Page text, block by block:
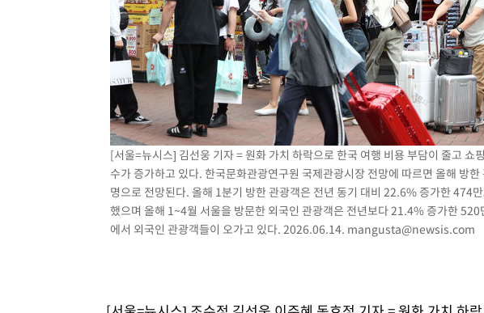
SK하이닉스, 용인·청주 팹에 54조 투자…"AI 메모리 수요 선제 대
여자배구 이재영·이다영 자매, 아제르바이잔 투란VC 입단
외국인 심판 성 접대 7경기 들여다보니…한국 축구 '5승 2무'
[속보]코스닥, 2.86포인트(0.36%) 내린 798.81마감
[속보]코스피, 6200선 약보합…0.60% 내린 6258.77에 마쳐
[속보]원·달러 환율, 7.7원 내린 1416.1원 마감
[속보] 노원서 40.1도 관측…서울, 2018년 이후 첫 40도
[속보]종합특검, '계엄 수용공간 확보' 신용해 前교정본부장 기소
외신들도 주목한 韓축구 파문…"국민적 공분에 수사 재개"
11시간 압수수색에 성접대 파문까지…'쑥대밭' 된 축구협회
[속보]규제합리화위원회 부위원장에 김태유 서울대 공대 교수…이병
[서울=뉴시스] 김선웅 기자 = 원화 가치 하락으로 한국 여행 비용 부담이 줄고 쇼
수가 증가하고 있다. 한국문화관광연구원 국제관광시장 전망에 따르면 올해 방
명으로 전망된다. 올해 1분기 방한 관광객은 전년 동기 대비 22.6% 증가한 474
했으며 올해 1~4월 서울을 방문한 외국인 관광객은 전년보다 21.4% 증가한
에서 외국인 관광객들이 오가고 있다. 2026.06.14. mangusta@newsis.com